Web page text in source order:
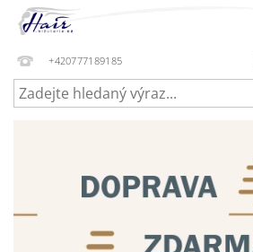
+420777189185